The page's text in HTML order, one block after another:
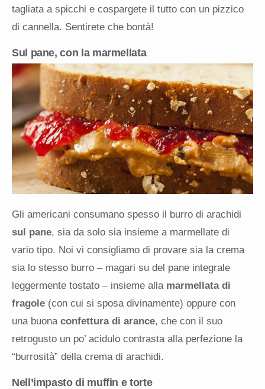
tagliata a spicchi e cospargete il tutto con un pizzico
di cannella. Sentirete che bontà!
Sul pane, con la marmellata
Gli americani consumano spesso il burro di arachidi
sul pane, sia da solo sia insieme a marmellate di
vario tipo. Noi vi consigliamo di provare sia la crema
sia lo stesso burro – magari su del pane integrale
leggermente tostato – insieme alla marmellata di
fragole (con cui si sposa divinamente) oppure con
una buona confettura di arance, che con il suo
retrogusto un po’ acidulo contrasta alla perfezione la
“burrosità” della crema di arachidi.
Nell’impasto di muffin e torte